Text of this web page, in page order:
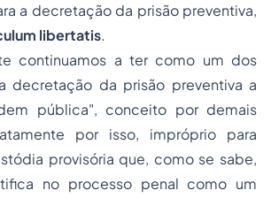
a decretação da prisão preventiva,
libertatis.
continuamos a ter como um dos
decretação da prisão preventiva a
pública", conceito por demais
por isso, impróprio para
provisória que, como se sabe,
no processo penal como um